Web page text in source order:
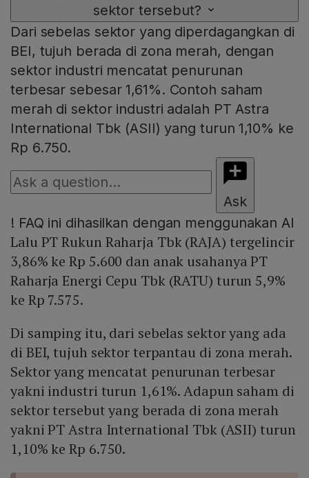
sektor tersebut?
Dari sebelas sektor yang diperdagangkan di
BEI, tujuh berada di zona merah, dengan
sektor industri mencatat penurunan
terbesar sebesar 1,61%. Contoh saham
merah di sektor industri adalah PT Astra
International Tbk (ASII) yang turun 1,10% ke
Rp 6.750.
Ask
! FAQ ini dihasilkan dengan menggunakan AI
Lalu PT Rukun Raharja Tbk (RAJA) tergelincir
3,86% ke Rp 5.600 dan anak usahanya PT
Raharja Energi Cepu Tbk (RATU) turun 5,9%
ke Rp 7.575.
Di samping itu, dari sebelas sektor yang ada
di BEI, tujuh sektor terpantau di zona merah.
Sektor yang mencatat penurunan terbesar
yakni industri turun 1,61%. Adapun saham di
sektor tersebut yang berada di zona merah
yakni PT Astra International Tbk (ASII) turun
1,10% ke Rp 6.750.